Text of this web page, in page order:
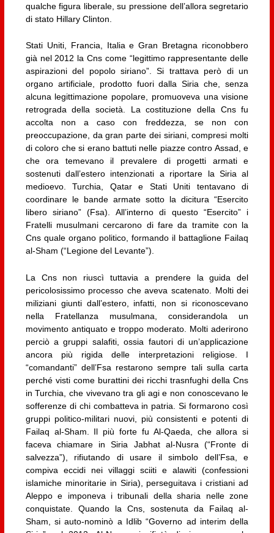
qualche figura liberale, su pressione dell’allora segretario
di stato Hillary Clinton.
Stati Uniti, Francia, Italia e Gran Bretagna riconobbero
già nel 2012 la Cns come “legittimo rappresentante delle
aspirazioni del popolo siriano”. Si trattava però di un
organo artificiale, prodotto fuori dalla Siria che, senza
alcuna legittimazione popolare, promuoveva una visione
retrograda della società. La costituzione della Cns fu
accolta non a caso con freddezza, se non con
preoccupazione, da gran parte dei siriani, compresi molti
di coloro che si erano battuti nelle piazze contro Assad, e
che ora temevano il prevalere di progetti armati e
sostenuti dall’estero intenzionati a riportare la Siria al
medioevo. Turchia, Qatar e Stati Uniti tentavano di
coordinare le bande armate sotto la dicitura “Esercito
libero siriano” (Fsa). All’interno di questo “Esercito” i
Fratelli musulmani cercarono di fare da tramite con la
Cns quale organo politico, formando il battaglione Failaq
al-Sham (“Legione del Levante”).
La Cns non riuscì tuttavia a prendere la guida del
pericolosissimo processo che aveva scatenato. Molti dei
miliziani giunti dall’estero, infatti, non si riconoscevano
nella Fratellanza musulmana, considerandola un
movimento antiquato e troppo moderato. Molti aderirono
perciò a gruppi salafiti, ossia fautori di un’applicazione
ancora più rigida delle interpretazioni religiose. I
“comandanti” dell’Fsa restarono sempre tali sulla carta
perché visti come burattini dei ricchi trasnfughi della Cns
in Turchia, che vivevano tra gli agi e non conoscevano le
sofferenze di chi combatteva in patria. Si formarono così
gruppi politico-militari nuovi, più consistenti e potenti di
Failaq al-Sham. Il più forte fu Al-Qaeda, che allora si
faceva chiamare in Siria Jabhat al-Nusra (“Fronte di
salvezza”), rifiutando di usare il simbolo dell’Fsa, e
compiva eccidi nei villaggi sciiti e alawiti (confessioni
islamiche minoritarie in Siria), perseguitava i cristiani ad
Aleppo e imponeva i tribunali della sharia nelle zone
conquistate. Quando la Cns, sostenuta da Failaq al-
Sham, si auto-nominò a Idlib “Governo ad interim della